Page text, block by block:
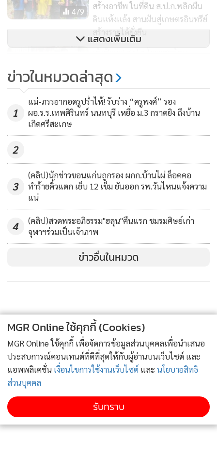
479
สร้างอาชีพ ในที่ดิน ส.ป.ก.พลิกผืน
ดินแห้งแล้ง สานฝันสู่เกษตรอินทรีย์
สร้างรายได้ยั่งยืน
4,874
เด้งฟ้าผ่า! ส.ป.ก.โคราชพร้อม
ส.ป.ก.ปริศนารุกป่าอุทยานฯ เขา
ใหญ่
49 ปี ส.ป.ก. พลิกโฉม เพิ่มมูลค่า มุ่ง
ประธานพิธีเปิด
แสดงเพิ่มเติม
ข่าวในหมวดล่าสุด
1
แม่-ภรรยากอดรูปร่ำไห้! รับร่าง “ครูพงศ์” รอง
ผอ.ร.ร.เทพศิรินทร์ นนทบุรี เหยื่อ ม.3 กราดยิง ถึงบ้าน
เกิดศรีสะเกษ
2
3
(คลิป)นักข่าวขอนแก่นถูกรอง ผกก.บ้านไผ่ ล็อคคอ
ทำร้ายคิ้วแตก เย็บ 12 เข็ม ยันออก รพ.วันไหนแจ้งความ
แน่
4
(คลิป)สวดพระอภิธรรม"ฮลุน"คืนแรก ชมรมศิษย์เก่า
จุฬาฯร่วมเป็นเจ้าภาพ
ข่าวอื่นในหมวด
MGR Online ใช้คุกกี้ (Cookies)
MGR Online ใช้คุกกี้ เพื่อจัดการข้อมูลส่วนบุคคลเพื่อนำเสนอ
ประสบการณ์คอนเทนต์ที่ดีที่สุดให้กับผู้อ่านบนเว็บไซต์ และ
แอพพลิเคชั่น เงื่อนไขการใช้งานเว็บไซต์ และ นโยบายสิทธิ
ส่วนบุคคล
รับทราบ